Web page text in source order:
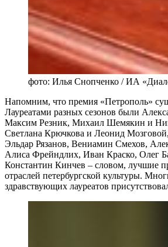
фото: Илья Снопченко / ИА
Напомним, что премия «Петрополь»
Лауреатами разных сезонов были
Максим Резник, Михаил Шемякин и
Светлана Крючкова и Леонид
Эльдар Рязанов, Вениамин Смехов,
Алиса Фрейндлих, Иван Краско, Олег
Константин Кинчев – словом, лучшие
отраслей петербургской культуры.
здравствующих лауреатов